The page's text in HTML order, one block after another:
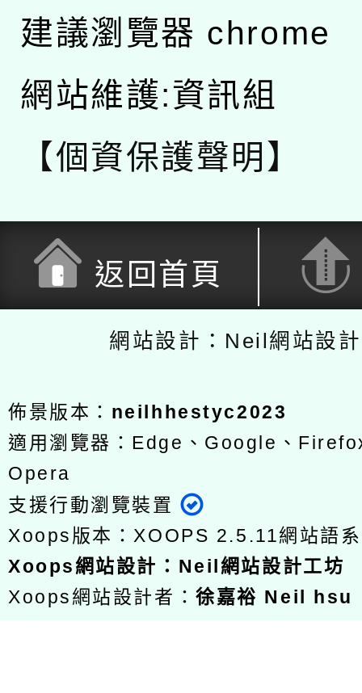
建議瀏覽器 chrome
網站維護:資訊組
【個資保護聲明】
返回首頁
網站設計：Neil網站設
佈景版本： neilhhestyc2023
適用瀏覽器：Edge、Google、
Opera
支援行動瀏覽裝置
Xoops版本： XOOPS 2.5.11網站語
Xoops網站設計 ： Neil網站設計工坊
Xoops網站設計者：徐嘉裕 Neil hsu